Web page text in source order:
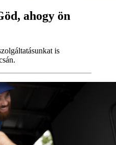
ahogy ön
is